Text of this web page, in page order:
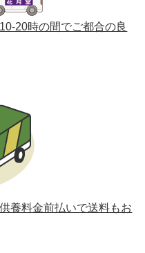
4月16日(木)
2月13日(木)
6月12日(水)
3月13日(水)
11月28日(水)
5月23日(水)
20時の間でご都合の良
料金前払いで送料もお